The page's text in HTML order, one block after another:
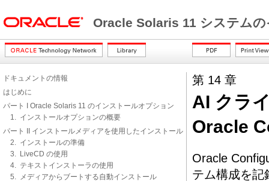
Oracle Solaris 11 システム
ドキュメントの情報
はじめに
パート I Oracle Solaris 11 のインストールオプション
1. インストールオプションの概要
パート II インストールメディアを使用したインストール
2. インストールの準備
3. LiveCD の使用
4. テキストインストーラの使用
5. メディアからブートする自動インストール
第 14 章
AI クラ
Oracle
Oracle
テム構成を記